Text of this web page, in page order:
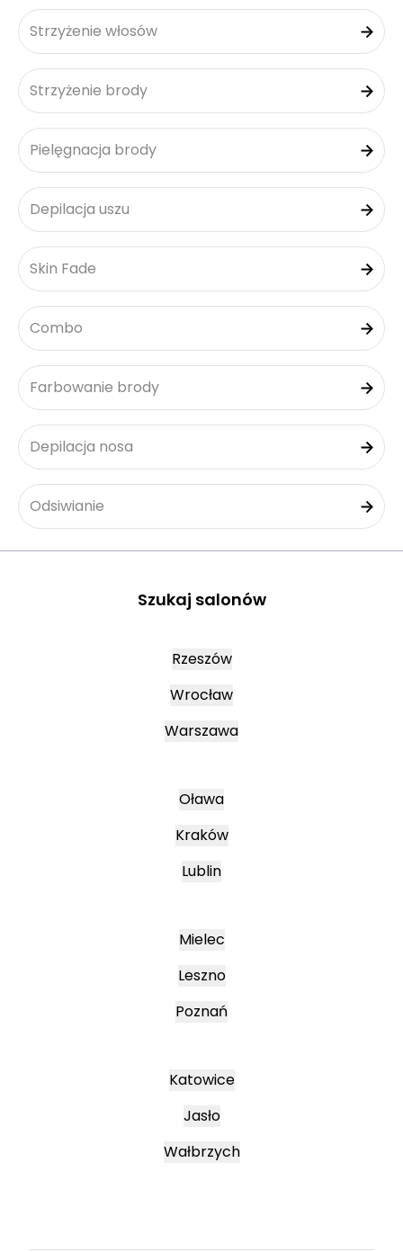
Strzyżenie włosów
Strzyżenie brody
Pielęgnacja brody
Depilacja uszu
Skin Fade
Combo
Farbowanie brody
Depilacja nosa
Odsiwianie
Szukaj salonów
Rzeszów
Wrocław
Warszawa
Oława
Kraków
Lublin
Mielec
Leszno
Poznań
Katowice
Jasło
Wałbrzych